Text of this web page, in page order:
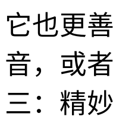
它也更
音，或
三：精